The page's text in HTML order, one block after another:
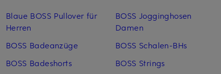
Blaue BOSS Pullover für
Herren
BOSS Badeanzüge
BOSS Badeshorts
BOSS Jogginghosen
Damen
BOSS Schalen-BHs
BOSS Strings